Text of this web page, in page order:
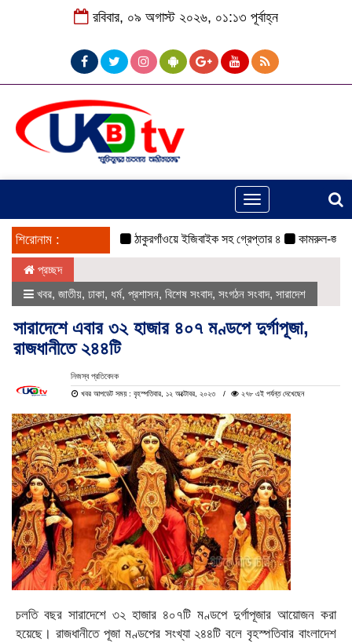
রবিবার, ০৯ অগাস্ট ২০২৬, ০১:১৩ পূর্বাহ্ন
Toggle
navigation
শিরোনাম : ঠাকুরগাঁওয়ে ইজিবাইক সহ গ্রেপ্তার ৪ কামরুল-জসিম
প্রচ্ছদ
খবর, জাতীয়, ঢাকা, ধর্ম, প্রশাসন, বিশেষ সংবাদ, সংগঠন সংবাদ, সারাদেশ
সারাদেশে এবার ৩২ হাজার ৪০৭ মণ্ডপে দুর্গাপূজা,
রাজধানীতে ২৪৪টি
নিজস্ব প্রতিবেদক
খবর আপডেট সময় : বৃহস্পতিবার, ১২ অক্টোবর, ২০২৩ ২৭৮ এই পর্যন্ত দেখেছেন
চলতি বছর সারাদেশে ৩২ হাজার ৪০৭টি মণ্ডপে দুর্গাপূজার আয়োজন করা
হয়েছে। রাজধানীতে পূজা মণ্ডপের সংখ্যা ২৪৪টি বলে বৃহস্পতিবার বাংলাদেশ